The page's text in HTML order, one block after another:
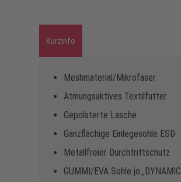
Kurzinfo
Meshmaterial/Mikrofaser
Atmungsaktives Textilfutter
Gepolsterte Lasche
Ganzflächige Einlegesohle ESD
Metallfreier Durchtrittschutz
GUMMI/EVA Sohle jo_DYNAMIC